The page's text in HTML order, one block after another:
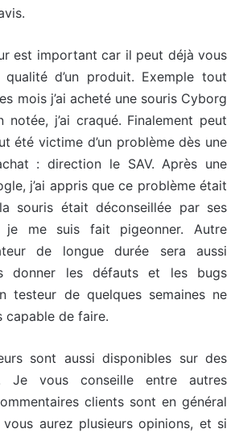
est important car il peut déjà vous
d’un produit. Exemple tout
mois j’ai acheté une souris Cyborg
notée, j’ai craqué. Finalement peut
été victime d’un problème dès une
: direction le SAV. Après une
j’ai appris que ce problème était
souris était déconseillée par ses
je me suis fait pigeonner. Autre
de longue durée sera aussi
donner les défauts et les bugs
testeur de quelques semaines ne
capable de faire.
sont aussi disponibles sur des
Je vous conseille entre autres
clients sont en général
aurez plusieurs opinions, et si